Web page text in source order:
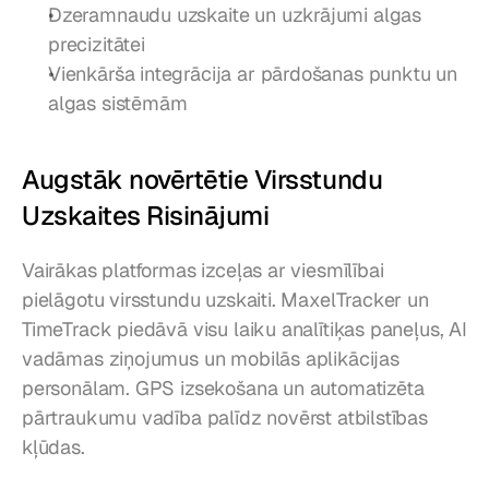
Dzeramnaudu uzskaite un uzkrājumi algas
precizitātei
Vienkārša integrācija ar pārdošanas punktu un
algas sistēmām
Augstāk novērtētie Virsstundu
Uzskaites Risinājumi
Vairākas platformas izceļas ar viesmīlībai
pielāgotu virsstundu uzskaiti. MaxelTracker un
TimeTrack piedāvā visu laiku analītiķas paneļus, AI
vadāmas ziņojumus un mobilās aplikācijas
personālam. GPS izsekošana un automatizēta
pārtraukumu vadība palīdz novērst atbilstības
kļūdas.